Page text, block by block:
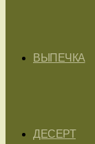
ВЫПЕЧКА
ДЕСЕРТ